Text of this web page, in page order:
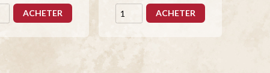
ACHETER ACHETER